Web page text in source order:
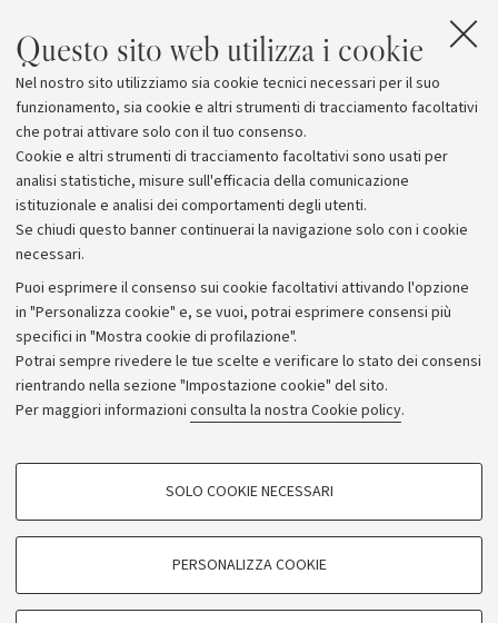
Questo sito web utilizza i cookie
Nel nostro sito utilizziamo sia cookie tecnici necessari per il suo
funzionamento, sia cookie e altri strumenti di tracciamento facoltativi
che potrai attivare solo con il tuo consenso.
Cookie e altri strumenti di tracciamento facoltativi sono usati per
analisi statistiche, misure sull'efficacia della comunicazione
istituzionale e analisi dei comportamenti degli utenti.
Se chiudi questo banner continuerai la navigazione solo con i cookie
necessari.
Puoi esprimere il consenso sui cookie facoltativi attivando l'opzione
in "Personalizza cookie" e, se vuoi, potrai esprimere consensi più
specifici in "Mostra cookie di profilazione".
Potrai sempre rivedere le tue scelte e verificare lo stato dei consensi
rientrando nella sezione "Impostazione cookie" del sito.
Per maggiori informazioni consulta la nostra Cookie policy.
COOKIE DI PROFILAZIONE - FACOLTATIVI
SOLO COOKIE NECESSARI
PERSONALIZZA COOKIE
Archivio
Comunicati stampa
Redazione
Rassegna stampa
© Copyright 2026 - ALMA MATER STUDIORUM - Università di
Bologna - Via Zamboni, 33 - 40126 Bologna - PI: 01131710376 -